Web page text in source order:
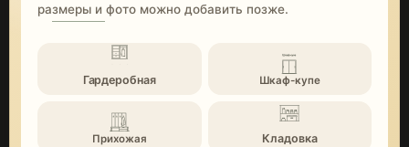
размеры и фото можно добавить позже.
Гардеробная Шкаф-купе
Прихожая Кладовка